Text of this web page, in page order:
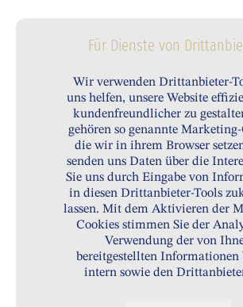
Für Dienste von
Wir verwenden Drittanbieter-
uns helfen, unsere Website
kundenfreundlicher zu
gehören so genannte
die wir in ihrem Browser
senden uns Daten über die
Sie uns durch Eingabe von
in diesen Drittanbieter-Tools
lassen. Mit dem Aktivieren der
Cookies stimmen Sie der
Verwendung der von
bereitgestellten Informationen
intern sowie den